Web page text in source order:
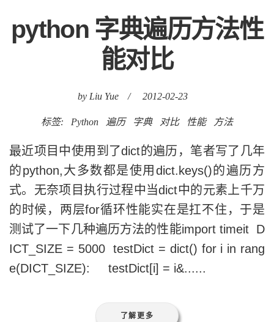
python 字典遍历方法性
能对比
by Liu Yue / 2012-02-23
标签: Python 遍历 字典 对比 性能 方法
最近项目中使用到了dict的遍历，笔者写了几年
的python,大多数都是使用dict.keys()的遍历方
式。无奈项目执行过程中当dict中的元素上千万
的时候，两层for循环性能实在是扛不住，于是
测试了一下几种遍历方法的性能import timeit D
ICT_SIZE = 5000 testDict = dict() for i in rang
e(DICT_SIZE): testDict[i] = i&......
了解更多